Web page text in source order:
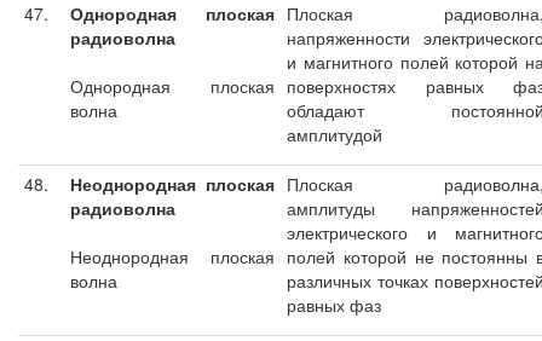
47.
Однородная плоская
радиоволна
Однородная плоская
волна
Плоская
напряженности
и магнитного полей которой
поверхностях равных
обладают
амплитудой
48.
Неоднородная плоская
радиоволна
Неоднородная плоская
волна
Плоская
амплитуды
электрического и
полей которой не постоянны
различных точках
равных фаз